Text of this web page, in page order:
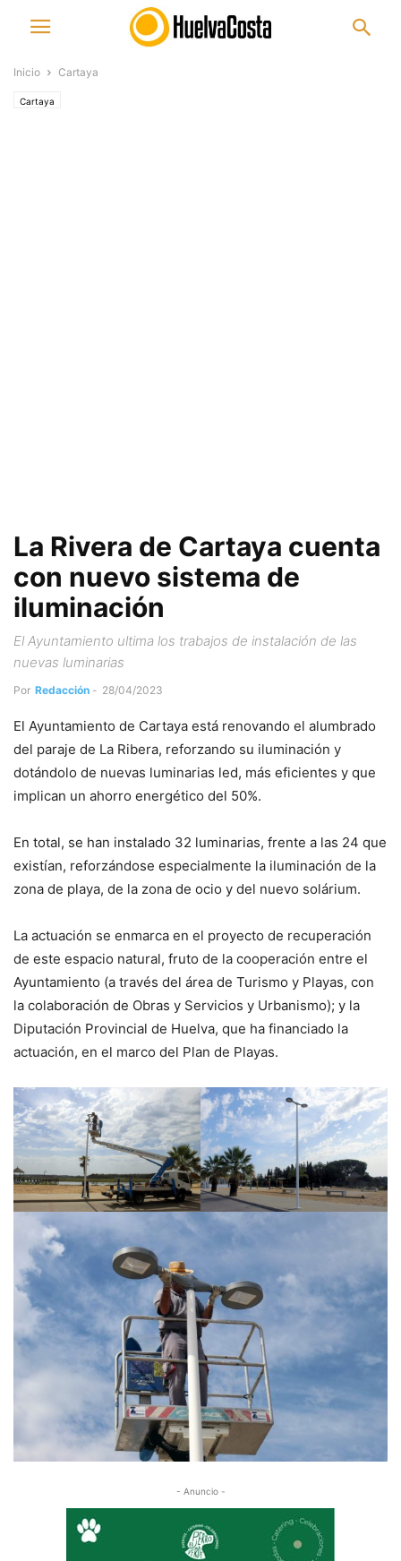
Inicio Cartaya
Cartaya
La Rivera de Cartaya cuenta
con nuevo sistema de
iluminación
El Ayuntamiento ultima los trabajos de instalación de las
nuevas luminarias
Por Redacción - 28/04/2023
El Ayuntamiento de Cartaya está renovando el alumbrado
del paraje de La Ribera, reforzando su iluminación y
dotándolo de nuevas luminarias led, más eficientes y que
implican un ahorro energético del 50%.
En total, se han instalado 32 luminarias, frente a las 24 que
existían, reforzándose especialmente la iluminación de la
zona de playa, de la zona de ocio y del nuevo solárium.
La actuación se enmarca en el proyecto de recuperación
de este espacio natural, fruto de la cooperación entre el
Ayuntamiento (a través del área de Turismo y Playas, con
la colaboración de Obras y Servicios y Urbanismo); y la
Diputación Provincial de Huelva, que ha financiado la
actuación, en el marco del Plan de Playas.
- Anuncio -